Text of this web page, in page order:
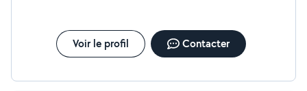
Voir le profil Contacter